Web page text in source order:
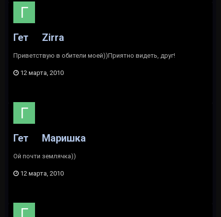
Гет Zirra
Приветствую в обители моей))Приятно видеть, друг!
12 марта, 2010
Гет Маришка
Ой почти землячка))
12 марта, 2010